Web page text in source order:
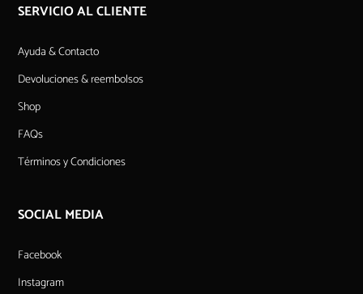
SERVICIO AL CLIENTE
Ayuda & Contacto
Devoluciones & reembolsos
Shop
FAQs
Términos y Condiciones
SOCIAL MEDIA
Facebook
Instagram